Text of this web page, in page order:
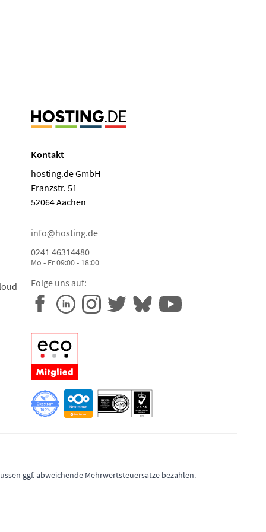
Kontakt
hosting.de GmbH
Franzstr. 51
52064 Aachen
info@hosting.de
0241 46314480
Mo - Fr 09:00 - 18:00
Folge uns auf:
ggf. abweichende Mehrwertsteuersätze bezahlen.